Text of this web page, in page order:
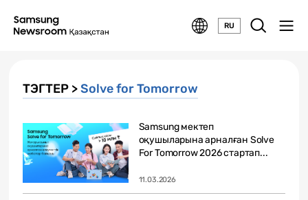
RU
ТЭГТЕР >Solve for Tomorrow
Samsung мектеп
оқушыларына арналған Solve
For Tomorrow 2026 стартап...
11.03.2026